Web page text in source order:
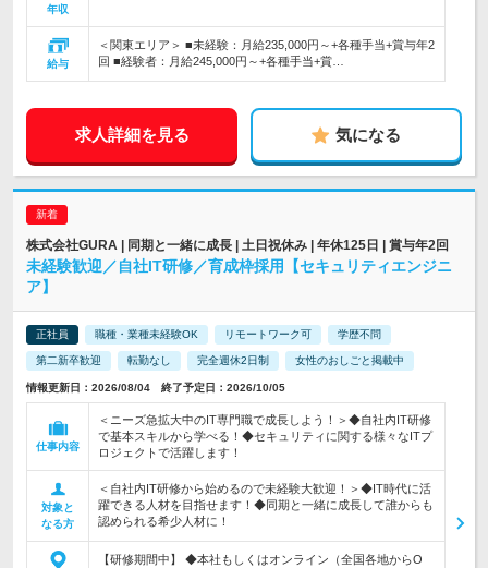
年収
給与
＜関東エリア＞ ■未経験：月給235,000円～+各種手当+賞与年2
回 ■経験者：月給245,000円～+各種手当+賞…
求人詳細を見る 気になる
株式会社GURA | 同期と一緒に成長 | 土日祝休み | 年休125日 | 賞与年2回
未経験歓迎／自社IT研修／育成枠採用【セキュリティエンジニ
ア】
正社員 職種・業種未経験OK リモートワーク可 学歴不問
第二新卒歓迎 転勤なし 完全週休2日制 女性のおしごと掲載中
情報更新日：2026/08/04 終了予定日：2026/10/05
仕事内容
＜ニーズ急拡大中のIT専門職で成長しよう！＞◆自社内IT研修
で基本スキルから学べる！◆セキュリティに関する様々なITプ
ロジェクトで活躍します！
対象と
なる方
＜自社内IT研修から始めるので未経験大歓迎！＞◆IT時代に活
躍できる人材を目指せます！◆同期と一緒に成長して誰からも
認められる希少人材に！
【研修期間中】 ◆本社もしくはオンライン（全国各地からO